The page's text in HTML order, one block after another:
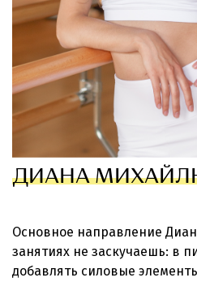
ДИАНА
Основное направление
занятиях не заскучаешь: в
добавлять силовые